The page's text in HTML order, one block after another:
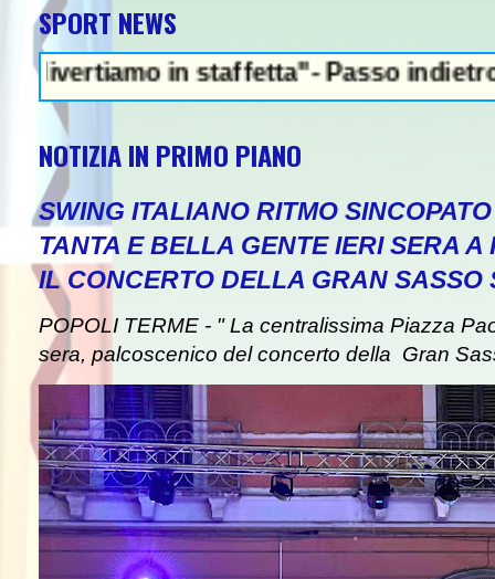
SPORT NEWS
in staffetta"- Passo indietro della
NOTIZIA IN PRIMO PIANO
SWING ITALIANO RITMO
TANTA E BELLA GENTE IERI SERA A
IL CONCERTO DELLA GRAN SASSO
POPOLI TERME - " La centralissima Piazza
sera, palcoscenico del concerto della Gran